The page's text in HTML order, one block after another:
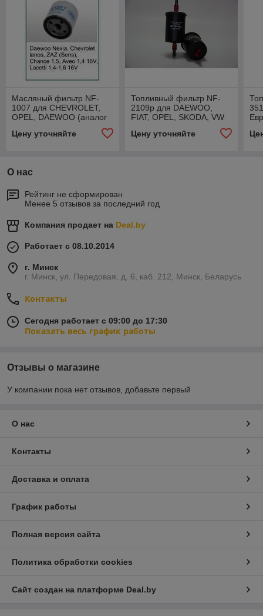
Масляный фильтр NF-
1007 для CHEVROLET,
OPEL, DAEWOO (аналог
Цену уточняйте
Топливный фильтр NF-
2109p для DAEWOO,
FIAT, OPEL, SKODA, VW
(аналог MANN WK 55/3)
Цену уточняйте
О нас
Рейтинг не сформирован
Менее 5 отзывов за последний год
Компания продает на Deal.by
Работает с 08.10.2014
г. Минск
г. Минск, ул. Передовая, д. 6, каб. 212, Минск, Беларусь
Контакты
Сегодня работает с 09:00 до 17:30
Показать весь график работы
Отзывы о магазине
У компании пока нет отзывов, добавьте первый
О нас
Контакты
Доставка и оплата
График работы
Полная версия сайта
Политика обработки cookies
Сайт создан на платформе Deal.by